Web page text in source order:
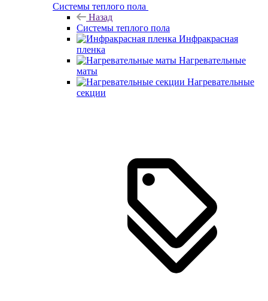
Системы теплого пола
Назад
Системы теплого пола
Инфракрасная
пленка
Нагревательные
маты
Нагревательные
секции